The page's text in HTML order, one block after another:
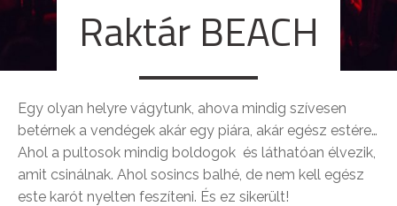
Raktár BEACH
Egy olyan helyre vágytunk, ahova mindig szívesen
betérnek a vendégek akár egy piára, akár egész estére…
Ahol a pultosok mindig boldogok és láthatóan élvezik,
amit csinálnak. Ahol sosincs balhé, de nem kell egész
este karót nyelten feszíteni. És ez sikerült!